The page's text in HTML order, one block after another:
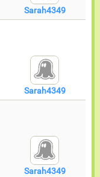
Sarah4349
Sarah4349
Sarah4349